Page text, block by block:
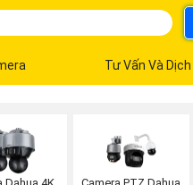
Tư Vấn Và Dịch